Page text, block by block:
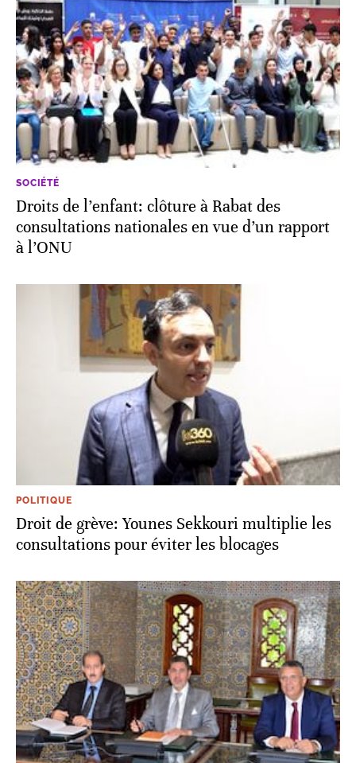
SOCIÉTÉ
Droits de l’enfant: clôture à Rabat des
consultations nationales en vue d’un rapport
à l’ONU
POLITIQUE
Droit de grève: Younes Sekkouri multiplie les
consultations pour éviter les blocages